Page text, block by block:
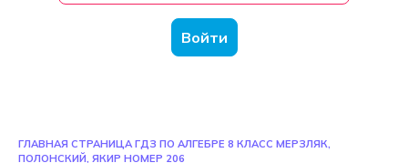
Войти
ГЛАВНАЯ СТРАНИЦА ГДЗ ПО АЛГЕБРЕ 8 КЛАСС МЕРЗЛЯК,
ПОЛОНСКИЙ, ЯКИР НОМЕР 206